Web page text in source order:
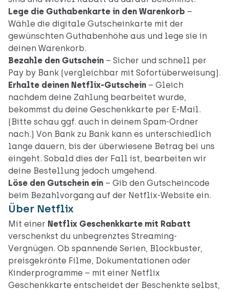
Lege die Guthabenkarte in den Warenkorb –
Wähle die digitale Gutscheinkarte mit der
gewünschten Guthabenhöhe aus und lege sie in
deinen Warenkorb.
Bezahle den Gutschein – Sicher und schnell per
Pay by Bank (vergleichbar mit Sofortüberweisung).
Erhalte deinen Netflix-Gutschein – Gleich
nachdem deine Zahlung bearbeitet wurde,
bekommst du deine Geschenkkarte per E-Mail.
(Bitte schau ggf. auch in deinem Spam-Ordner
nach.) Von Bank zu Bank kann es unterschiedlich
lange dauern, bis der überwiesene Betrag bei uns
eingeht. Sobald dies der Fall ist, bearbeiten wir
deine Bestellung jedoch umgehend.
Löse den Gutschein ein – Gib den Gutscheincode
beim Bezahlvorgang auf der Netflix-Website ein.
Über Netflix
Mit einer Netflix Geschenkkarte mit Rabatt
verschenkst du unbegrenztes Streaming-
Vergnügen. Ob spannende Serien, Blockbuster,
preisgekrönte Filme, Dokumentationen oder
Kinderprogramme – mit einer Netflix
Geschenkkarte entscheidet der Beschenkte selbst,